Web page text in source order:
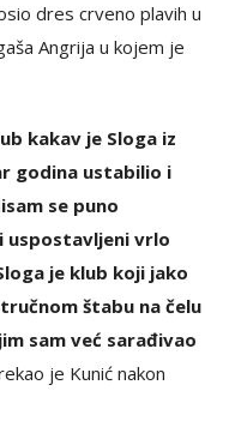
dres crveno plavih u
Angrija u kojem je
kakav je Sloga iz
godina ustabilio i
se puno
uspostavljeni vrlo
je klub koji jako
štabu na čelu
sam već sarađivao
je Kunić nakon